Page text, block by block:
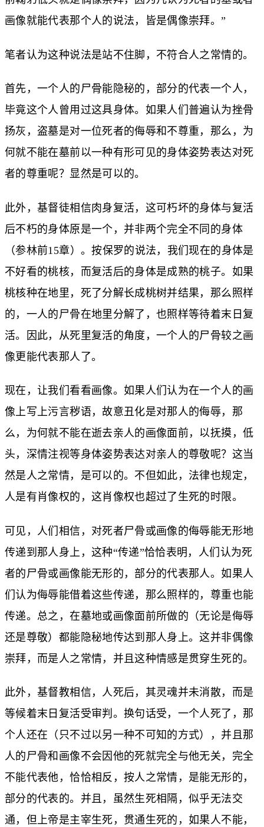
画像就能代表那个人的说法，皆是偶像崇拜。”
笔者认为这种说法是站不住脚，不符合人之常情的。
首先，一个人的尸骨能隐秘的，部分的代表一个人，
毕竟这个人曾用过这具身体。如果人们普遍认为挫骨
扬灰，盗墓是对一位死者的侮辱和不尊重，那么，为
何就不能在墓前以一种有形可见的身体姿势表达对死
者的尊重呢？显然是可以的。
此外，基督徒相信肉身复活，这可朽坏的身体与复活
后不朽的身体原是一个，并非两个完全不同的身体
（参林前15章）。按保罗的说法，我们现在的身体是
不好看的桃核，而复活后的身体是成熟的桃子。如果
桃核种在地里，死了分解长成桃树并结果，那么照样
的，一人的尸骨在地里分解了，也照样等待着末日复
活。因此，从死里复活的角度，一个人的尸骨较之画
像更能代表那人了。
现在，让我们看看画像。如果人们认为在一个人的画
像上写上污言秽语，故意丑化是对那人的侮辱，那
么，为何就不能在逝去亲人的画像面前，以抚摸，低
头，深情注视等身体姿势表达对亲人的尊敬呢？这当
然是人之常情，是可以的。不但如此，法律也规定，
人是有肖像权的，这肖像权也超过了生死的时限。
可见，人们相信，对死者尸骨或画像的侮辱能无形地
传递到那人身上，这种“传递”恰恰表明，人们认为死
者的尸骨或画像能无形的，部分的代表那人。如果人
们认为侮辱能借着这些传递，那么照样的，尊重也能
传递。总之，在墓地或画像面前所做的（无论是侮辱
还是尊敬）都能隐秘地传达到那人身上。这并非偶像
崇拜，而是人之常情，并且这种情感是贯穿生死的。
此外，基督教相信，人死后，其灵魂并未消散，而是
等候着末日复活受审判。换句话受，一个人死了，那
个人还在（只不过以另一种不可知的方式），并且那
人的尸骨和画像不会因他的死就完全与他无关，完全
不能代表他，恰恰相反，按人之常情，是能无形的，
部分的代表的。并且，虽然生死相隔，似乎无法交
通，但上帝是主宰生死，贯通生死的，如果人不能，